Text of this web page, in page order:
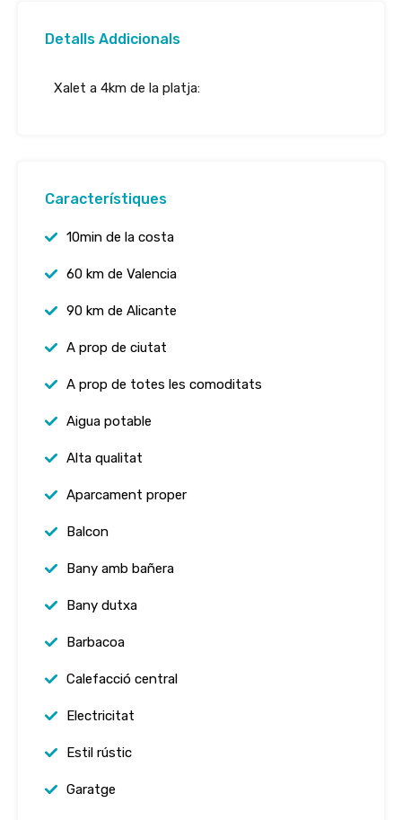
Detalls Addicionals
Xalet a 4km de la platja:
Característiques
10min de la costa
60 km de Valencia
90 km de Alicante
A prop de ciutat
A prop de totes les comoditats
Aigua potable
Alta qualitat
Aparcament proper
Balcon
Bany amb bañera
Bany dutxa
Barbacoa
Calefacció central
Electricitat
Estil rústic
Garatge